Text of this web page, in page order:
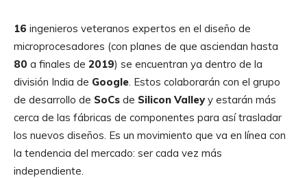
16 ingenieros veteranos expertos en el diseño de
microprocesadores (con planes de que asciendan hasta
80 a finales de 2019) se encuentran ya dentro de la
división India de Google . Estos colaborarán con el grupo
de desarrollo de SoCs de Silicon Valleyy estarán más
cerca de las fábricas de componentes para así trasladar
los nuevos diseños. Es un movimiento que va en línea con
la tendencia del mercado: ser cada vez más
independiente.